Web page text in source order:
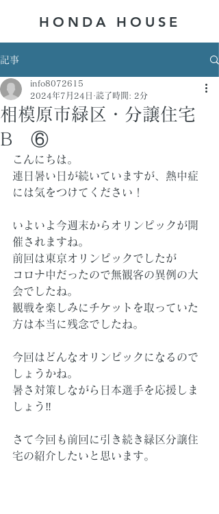
HONDA ​HOUSE
記事
相模原市緑区・分譲住宅
B ⑥
info8072615
2024年7月24日
読了時間: 2分
こんにちは。
連日暑い日が続いていますが、熱中症
には気をつけてください！
いよいよ今週末からオリンピックが開
催されますね。
前回は東京オリンピックでしたが
コロナ中だったので無観客の異例の大
会でしたね。
観戦を楽しみにチケットを取っていた
方は本当に残念でしたね。
今回はどんなオリンピックになるので
しょうかね。
暑さ対策しながら日本選手を応援しま
しょう‼
さて今回も前回に引き続き緑区分譲住
宅の紹介したいと思います。